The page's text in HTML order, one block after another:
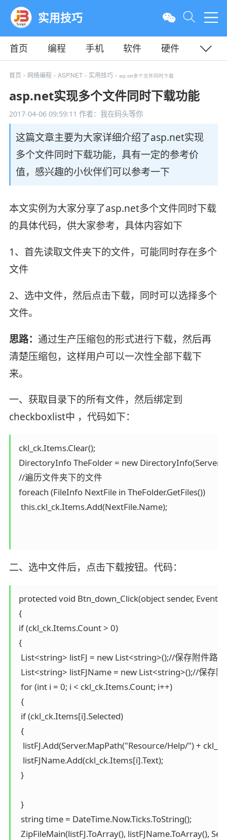
实用技巧
首页 编程 手机 软件
硬件
教程
平面 服务器
首页 > 网络编程 > ASP.NET > 实用技巧 > asp.net多个文件同时下载
asp.net实现多个文件同时下载功能
2017-04-06 09:59:11 作者：我在码头等你
这篇文章主要为大家详细介绍了asp.net实现
多个文件同时下载功能，具有一定的参考价
值，感兴趣的小伙伴们可以参考一下
本文实例为大家分享了asp.net多个文件同时下载
的具体代码，供大家参考，具体内容如下
1、首先读取文件夹下的文件，可能同时存在多个
文件
2、选中文件，然后点击下载，同时可以选择多个
文件。
思路： 通过生产压缩包的形式进行下载，然后再
清楚压缩包，这样用户可以一次性全部下载下
来。
一、获取目录下的所有文件，然后绑定到
checkboxlist中 ，代码如下：
ckl_ck.Items.Clear();
DirectoryInfo TheFolder = new
//遍历文件夹下的文件
foreach (FileInfo NextFile in TheFolder.GetFiles())
  this.ckl_ck.Items.Add(NextFile.Name);
二、选中文件后，点击下载按钮。代码：
protected void Btn_down_Click(object sender,
{
if (ckl_ck.Items.Count > 0)
{
  List<string> listFJ = new List<string>();//保存附件路径
List<string> listFJName = new List<string>();//保存
  for (int i = 0; i < ckl_ck.Items.Count; i++)
  {
  if (ckl_ck.Items[i].Selected)
  {
listFJ.Add(Server.MapPath("Resource/Help/") +
   listFJName.Add(ckl_ck.Items[i].Text);
  }
  }
  string time = DateTime.Now.Ticks.ToString();
ZipFileMain(listFJ.ToArray(), listFJName.ToArray(),